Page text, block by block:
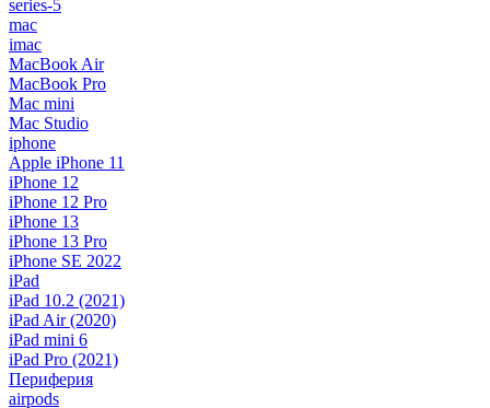
series-5
mac
imac
MacBook Air
MacBook Pro
Mac mini
Mac Studio
iphone
Apple iPhone 11
iPhone 12
iPhone 12 Pro
iPhone 13
iPhone 13 Pro
iPhone SE 2022
iPad
iPad 10.2 (2021)
iPad Air (2020)
iPad mini 6
iPad Pro (2021)
Периферия
airpods